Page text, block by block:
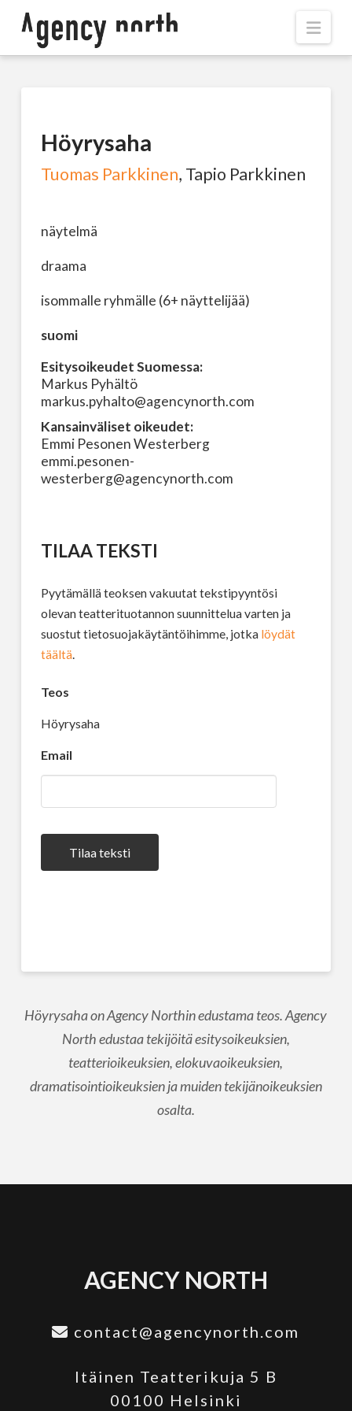
Höyrysaha
Tuomas Parkkinen, Tapio Parkkinen
näytelmä
draama
isommalle ryhmälle (6+ näyttelijää)
suomi
Esitysoikeudet Suomessa:
Markus Pyhältö
markus.pyhalto@agencynorth.com
Kansainväliset oikeudet:
Emmi Pesonen Westerberg
emmi.pesonen-
westerberg@agencynorth.com
TILAA TEKSTI
Pyytämällä teoksen vakuutat tekstipyyntösi
olevan teatterituotannon suunnittelua varten ja
suostut tietosuojakäytäntöihimme, jotka löydät
täältä.
Teos
Höyrysaha
Email
Tilaa teksti
Höyrysaha on Agency Northin edustama teos. Agency
North edustaa tekijöitä esitysoikeuksien,
teatterioikeuksien, elokuvaoikeuksien,
dramatisointioikeuksien ja muiden tekijänoikeuksien
osalta.
AGENCY NORTH
contact@agencynorth.com
Itäinen Teatterikuja 5 B
00100 Helsinki